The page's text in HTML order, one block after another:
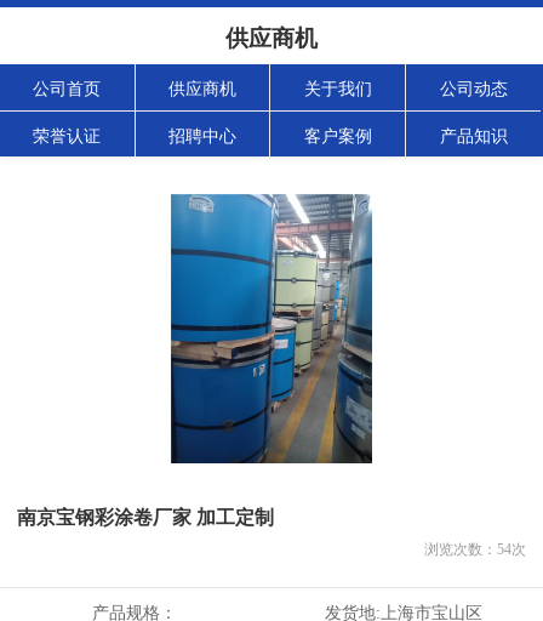
供应商机
公司首页 供应商机 关于我们 公司动态
荣誉认证 招聘中心 客户案例 产品知识
南京宝钢彩涂卷厂家 加工定制
浏览次数： 54次
产品规格： 发货地: 上海市宝山区